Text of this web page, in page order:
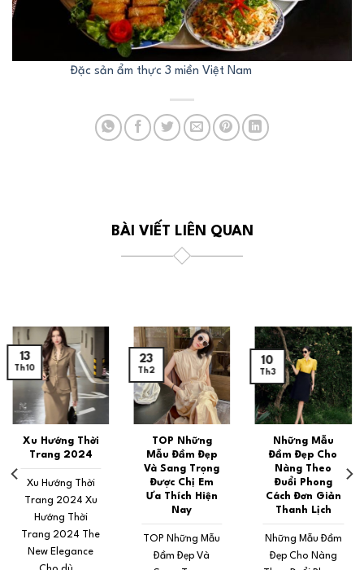
Đặc sản ẩm thực 3 miền Việt Nam
BÀI VIẾT LIÊN QUAN
Xu Hướng Thời
Trang 2024
Xu Hướng Thời
Trang 2024 Xu
Hướng Thời
Trang 2024 The
New Elegance
13
Th10
TOP Những
Mẫu Đầm Đẹp
Và Sang Trọng
Được Chị Em
Ưa Thích Hiện
Nay
TOP Những Mẫu
Đầm Đẹp Và
23
Th2
Những Mẫu
Đầm Đẹp Cho
Nàng Theo
Đuổi Phong
Cách Đơn Giản
Thanh Lịch
Những Mẫu Đầm
Đẹp Cho Nàng
10
Th3